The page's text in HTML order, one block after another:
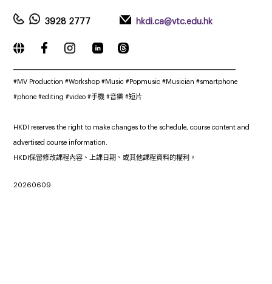
3928 2777 hkdi.ca@vtc.edu.hk
#MV Production #Workshop#Music #Popmusic #Musician #smartphone
#phone #editing #video #手機 #音樂 #短片
HKDI reserves the right to make changes to the schedule, course content and
advertised course information.
HKDI保留修改課程內容、上課日期、或其他課程資料的權利。
20260609